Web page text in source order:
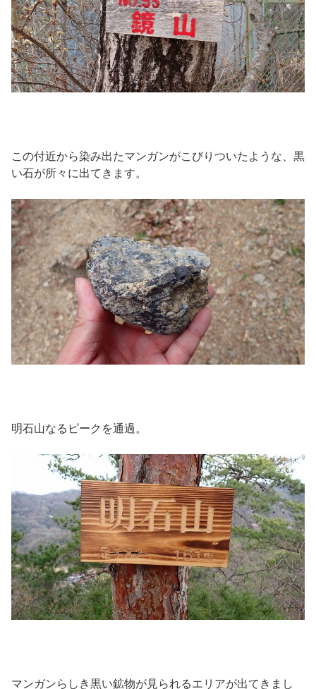
この付近から染み出たマンガンがこびりついたような、黒
い石が所々に出てきます。
明石山なるピークを通過。
マンガンらしき黒い鉱物が見られるエリアが出てきまし